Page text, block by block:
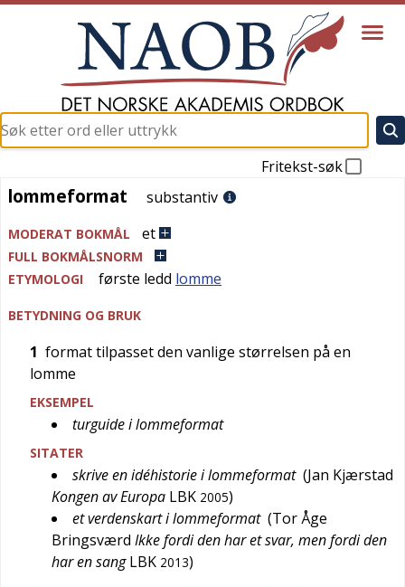
Fritekst-søk
lommeformat
lommeformat substantiv
MODERAT BOKMÅL et
FULL BOKMÅLSNORM
ETYMOLOGI
første ledd lomme
BETYDNING OG BRUK
1 format tilpasset den vanlige størrelsen på en
lomme
EKSEMPEL
turguide i lommeformat
SITATER
skrive en idéhistorie i lommeformat (Jan Kjærstad
Kongen av Europa LBK 2005)
et verdenskart i lommeformat (Tor Åge
Bringsværd Ikke fordi den har et svar, men fordi den
har en sang LBK 2013)